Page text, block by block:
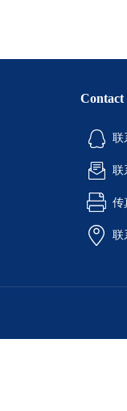
Contact
联
联
传
联